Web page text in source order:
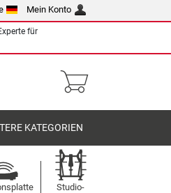
Mein Konto
für
KATEGORIEN
Studio-